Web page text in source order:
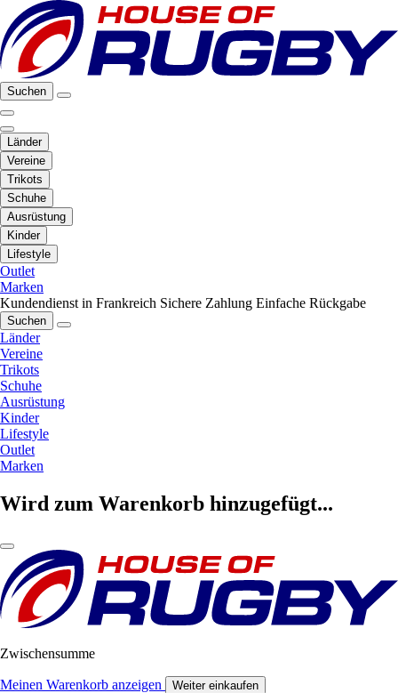
Suchen
Länder
Vereine
Trikots
Schuhe
Ausrüstung
Kinder
Lifestyle
Outlet
Marken
Kundendienst in Frankreich Sichere Zahlung Einfache Rückgabe
Suchen
Länder
Vereine
Trikots
Schuhe
Ausrüstung
Kinder
Lifestyle
Outlet
Marken
Wird zum Warenkorb hinzugefügt...
Zwischensumme
Meinen Warenkorb anzeigen Weiter einkaufen